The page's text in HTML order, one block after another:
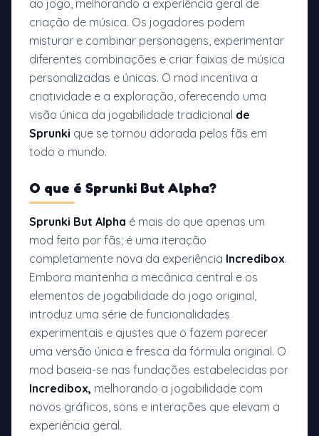
ao jogo, melhorando a experiência geral de
criação de música. Os jogadores podem
misturar e combinar personagens, experimentar
diferentes combinações e criar faixas de música
personalizadas e únicas. O mod incentiva a
criatividade e a exploração, oferecendo uma
visão única da jogabilidade tradicional de
Sprunki que se tornou adorada pelos fãs em
todo o mundo.
O que é Sprunki But Alpha?
Sprunki But Alpha é mais do que apenas um
mod feito por fãs; é uma iteração
completamente nova da experiência Incredibox.
Embora mantenha a mecânica central e os
elementos de jogabilidade do jogo original,
introduz uma série de funcionalidades
experimentais e ajustes que o fazem parecer
uma versão única e fresca da fórmula original. O
mod baseia-se nas fundações estabelecidas por
Incredibox, melhorando a jogabilidade com
novos gráficos, sons e interações que elevam a
experiência geral.